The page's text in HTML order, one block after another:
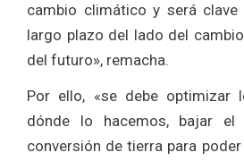
cambio climático y será
largo plazo del lado del
del futuro», remacha.
Por ello, «se debe optimizar
dónde lo hacemos, bajar
conversión de tierra para